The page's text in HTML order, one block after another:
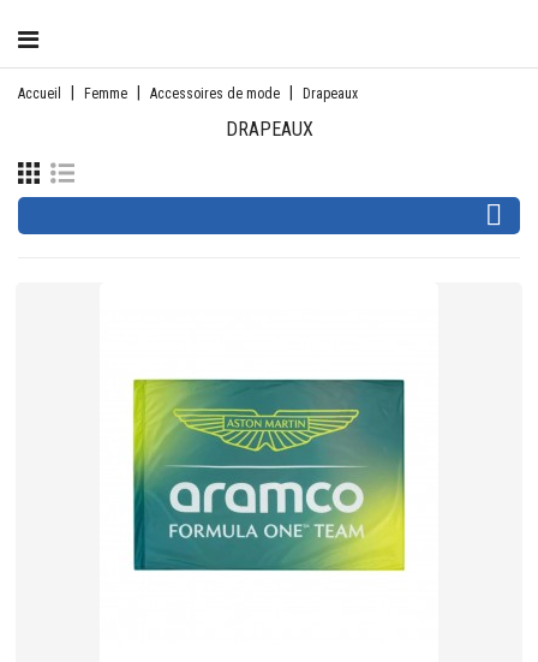
Accueil Femme Accessoires de mode Drapeaux
DRAPEAUX
